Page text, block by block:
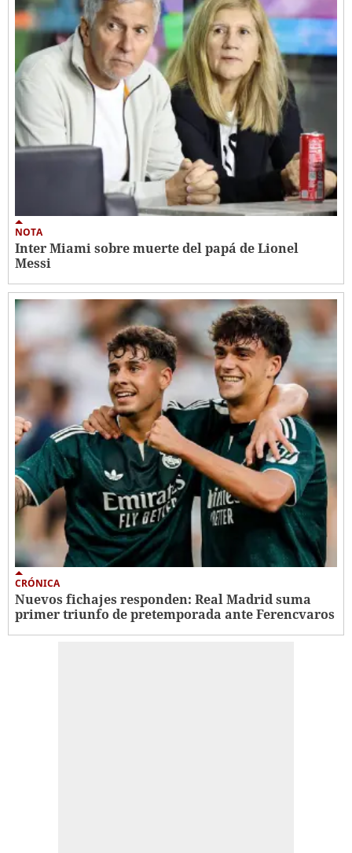
NOTA
Inter Miami sobre muerte del papá de Lionel
Messi
CRÓNICA
Nuevos fichajes responden: Real Madrid suma
primer triunfo de pretemporada ante Ferencvaros